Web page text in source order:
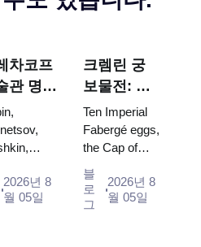
차코프
관 명
봐야
림들을
으로 한
계획
Surikov
works
2026년 8
월 05일
크렘린 궁
보물전: 파
베르제 달
걀, 왕좌, 대
관식 예복
Ten Imperial
Fabergé eggs,
the Cap of
the double
throne of two
블
로
그
2026년 8
월 05일